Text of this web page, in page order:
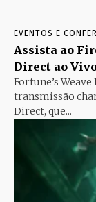
EVENTOS E
Assista ao
Direct ao
Fortune’s
transmissão
Direct, que...